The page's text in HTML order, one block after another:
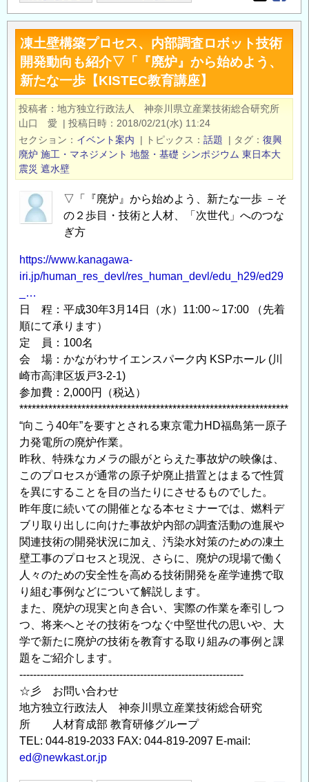
炉
関
連
技
術
開
発
い
ま
こ
ら
／
炉
の
途
上
で」
【KISTEC
教
育
講
座
の
ご
案
内】
の
凍土壁構築プロセス、内部調査ロボット技術
開発動向も紹介▽「『廃炉』から始めよう、
新たな一歩【KISTEC教育講座】
投稿者
地方独立行政法人 神奈川県立産業技術総合研究所
山口 愛
| 投稿日時
2018/02/21(水) 11:24
セクション
イベント案内 | トピックス 話題 | タグ
復興
廃炉 施工・マネジメント 地盤・基礎 シンポジウム 東日本大
震災 遮水壁
▽「『廃炉』から始めよう、新たな一歩 －そ
の２歩目・技術と人材、「次世代」へのつな
ぎ方
https://www.kanagawa-
iri.jp/human_res_devl/res_human_devl/edu_h29/ed29
_…
日 程：平成30年3月14日（水）11:00～17:00 （先着
順にて承ります）
定 員：100名
会 場：かながわサイエンスパーク内 KSPホール (川
崎市高津区坂戸3-2-1)
参加費：2,000円（税込）
*****************************************************************
“向こう40年”を要すとされる東京電力HD福島第一原子
力発電所の廃炉作業。
昨秋、特殊なカメラの眼がとらえた事故炉の映像は、
このプロセスが通常の原子炉廃止措置とはまるで性質
を異にすることを目の当たりにさせるものでした。
昨年度に続いての開催となる本セミナーでは、燃料デ
ブリ取り出しに向けた事故炉内部の調査活動の進展や
関連技術の開発状況に加え、汚染水対策のための凍土
壁工事のプロセスと現況、さらに、廃炉の現場で働く
人々のための安全性を高める技術開発を産学連携で取
り組む事例などについて解説します。
また、廃炉の現実と向き合い、実際の作業を牽引しつ
つ、将来へとその技術をつなぐ中堅世代の思いや、大
学で新たに廃炉の技術を教育する取り組みの事例と課
題をご紹介します。
-----------------------------------------------------------------
☆彡 お問い合わせ
地方独立行政法人 神奈川県立産業技術総合研究
所 人材育成部 教育研修グループ
TEL: 044-819-2033 FAX: 044-819-2097 E-mail:
ed@newkast.or.jp